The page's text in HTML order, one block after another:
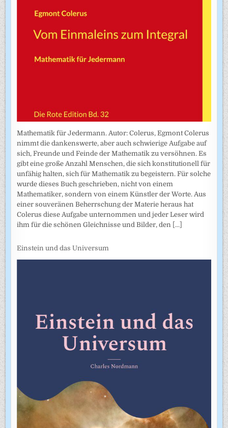
Mathematik für Jedermann. Autor: Colerus, Egmont Colerus
nimmt die dankenswerte, aber auch schwierige Aufgabe auf
sich, Freunde und Feinde der Mathematik zu versöhnen. Es
gibt eine große Anzahl Menschen, die sich konstitutionell für
unfähig halten, sich für Mathematik zu begeistern. Für solche
wurde dieses Buch geschrieben, nicht von einem
Mathematiker, sondern von einem Künstler der Worte. Aus
einer souveränen Beherrschung der Materie heraus hat
Colerus diese Aufgabe unternommen und jeder Leser wird
ihm für die schönen Gleichnisse und Bilder, den [...]
Einstein und das Universum